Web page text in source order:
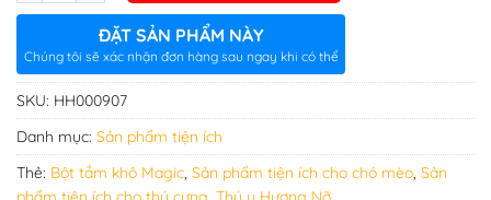
ĐẶT SẢN PHẨM NÀY
Chúng tôi sẽ xác nhận đơn hàng sau ngay khi có thể
SKU: HH000907
Danh mục: Sản phẩm tiện ích
Thẻ: Bột tắm khô Magic, Sản phẩm tiện ích cho chó mèo, Sản